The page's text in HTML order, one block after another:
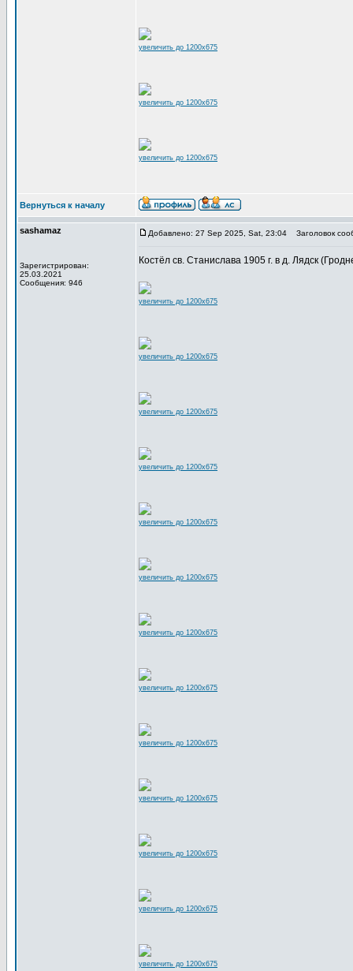
увеличить до 1200x675
увеличить до 1200x675
увеличить до 1200x675
Вернуться к началу
sashamaz
Зарегистрирован:
25.03.2021
Сообщения: 946
Добавлено: 27 Sep 2025, Sat, 23:04 Заголовок
Костёл св. Станислава 1905 г. в д. Лядск
увеличить до 1200x675
увеличить до 1200x675
увеличить до 1200x675
увеличить до 1200x675
увеличить до 1200x675
увеличить до 1200x675
увеличить до 1200x675
увеличить до 1200x675
увеличить до 1200x675
увеличить до 1200x675
увеличить до 1200x675
увеличить до 1200x675
увеличить до 1200x675